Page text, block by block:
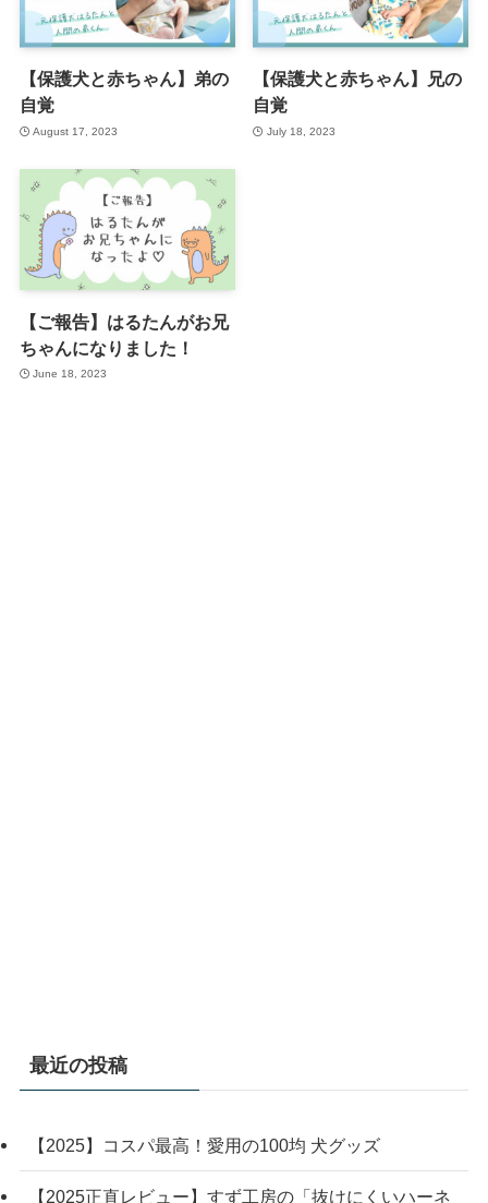
【保護犬と赤ちゃん】弟の
自覚
August 17, 2023
【保護犬と赤ちゃん】兄の
自覚
July 18, 2023
【ご報告】はるたんがお兄
ちゃんになりました！
June 18, 2023
最近の投稿
【2025】コスパ最高！愛用の100均 犬グッズ
【2025正直レビュー】すず工房の「抜けにくいハーネ